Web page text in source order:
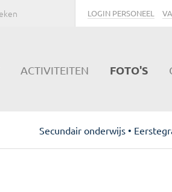
LOGIN PERSONEEL
ACTIVITEITEN FOTO'S
Secundair onderwijs •